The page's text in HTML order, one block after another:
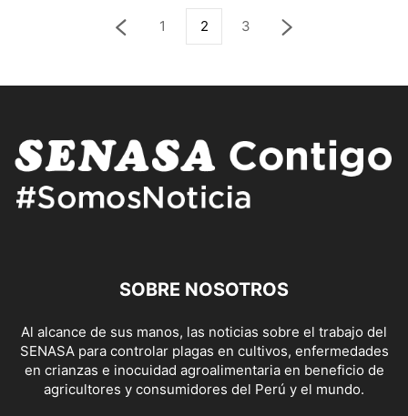
1 2 3
SOBRE NOSOTROS
Al alcance de sus manos, las noticias sobre el trabajo del
SENASA para controlar plagas en cultivos, enfermedades
en crianzas e inocuidad agroalimentaria en beneficio de
agricultores y consumidores del Perú y el mundo.